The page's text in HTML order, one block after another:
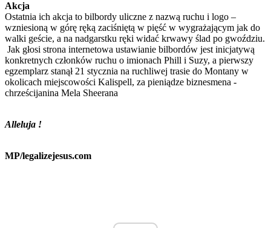
Akcja
Ostatnia ich akcja to bilbordy uliczne z nazwą ruchu i logo –
wzniesioną w górę ręką zaciśniętą w pięść w wygrażającym jak do
walki geście, a na nadgarstku ręki widać krwawy ślad po gwoździu.
Jak głosi strona internetowa ustawianie bilbordów jest inicjatywą
konkretnych członków ruchu o imionach Phill i Suzy, a pierwszy
egzemplarz stanął 21 stycznia na ruchliwej trasie do Montany w
okolicach miejscowości Kalispell, za pieniądze biznesmena -
chrześcijanina Mela Sheerana
Alleluja !
MP/legalizejesus.com